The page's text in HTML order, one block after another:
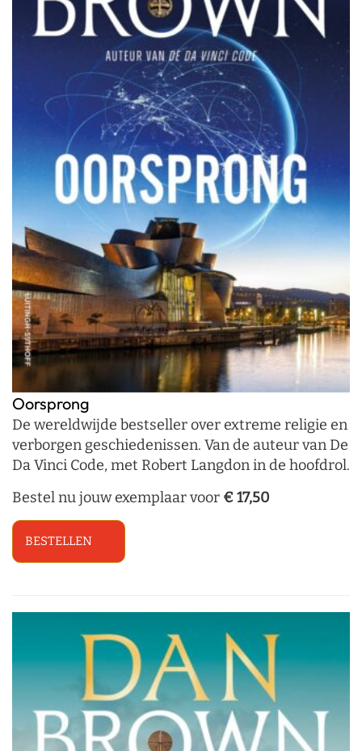
Oorsprong
De wereldwijde bestseller over extreme religie en
verborgen geschiedenissen. Van de auteur van De
Da Vinci Code, met Robert Langdon in de hoofdrol.
Bestel nu jouw exemplaar voor € 17,50
BESTELLEN